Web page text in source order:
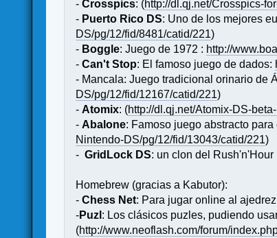
-Crosspics: (http://dl.qj.net/Crosspics-
- Puerto Rico DS: Uno de los mejores
DS/pg/12/fid/8481/catid/221)
- Boggle: Juego de 1972 : http://
-Can't Stop: El famoso juego de dados:
- Mancala: Juego tradicional orinario de
DS/pg/12/fid/12167/catid/221)
- Atomix: (http://dl.qj.net/Atomix-DS-
- Abalone: Famoso juego abstracto
Nintendo-DS/pg/12/fid/13043/catid/221)
-GridLock DS: un clon del Rush'n'Hour
Homebrew (gracias a Kabutor):
-Chess Net: Para jugar online al
-Puzl : Los clásicos puzles, pudiendo
(http://www.neoflash.com/forum/